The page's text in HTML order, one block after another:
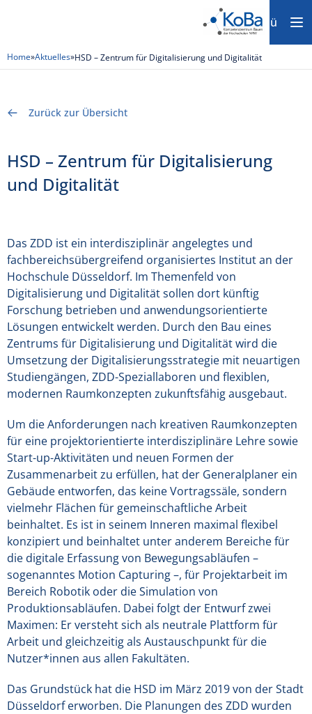
Menü
Home»Aktuelles»HSD – Zentrum für Digitalisierung und Digitalität
Zurück zur Übersicht
HSD – Zentrum für Digitalisierung
und Digitalität
Das ZDD ist ein interdisziplinär angelegtes und
fachbereichsübergreifend organisiertes Institut an der
Hochschule Düsseldorf. Im Themenfeld von
Digitalisierung und Digitalität sollen dort künftig
Forschung betrieben und anwendungsorientierte
Lösungen entwickelt werden. Durch den Bau eines
Zentrums für Digitalisierung und Digitalität wird die
Umsetzung der Digitalisierungsstrategie mit neuartigen
Studiengängen, ZDD-Speziallaboren und flexiblen,
modernen Raumkonzepten zukunftsfähig ausgebaut.
Um die Anforderungen nach kreativen Raumkonzepten
für eine projektorientierte interdisziplinäre Lehre sowie
Start-up-Aktivitäten und neuen Formen der
Zusammenarbeit zu erfüllen, hat der Generalplaner ein
Gebäude entworfen, das keine Vortragssäle, sondern
vielmehr Flächen für gemeinschaftliche Arbeit
beinhaltet. Es ist in seinem Inneren maximal flexibel
konzipiert und beinhaltet unter anderem Bereiche für
die digitale Erfassung von Bewegungsabläufen –
sogenanntes Motion Capturing –, für Projektarbeit im
Bereich Robotik oder die Simulation von
Produktionsabläufen. Dabei folgt der Entwurf zwei
Maximen: Er versteht sich als neutrale Plattform für
Arbeit und gleichzeitig als Austauschpunkt für die
Nutzer*innen aus allen Fakultäten.
Das Grundstück hat die HSD im März 2019 von der Stadt
Düsseldorf erworben. Die Planungen des ZDD wurden